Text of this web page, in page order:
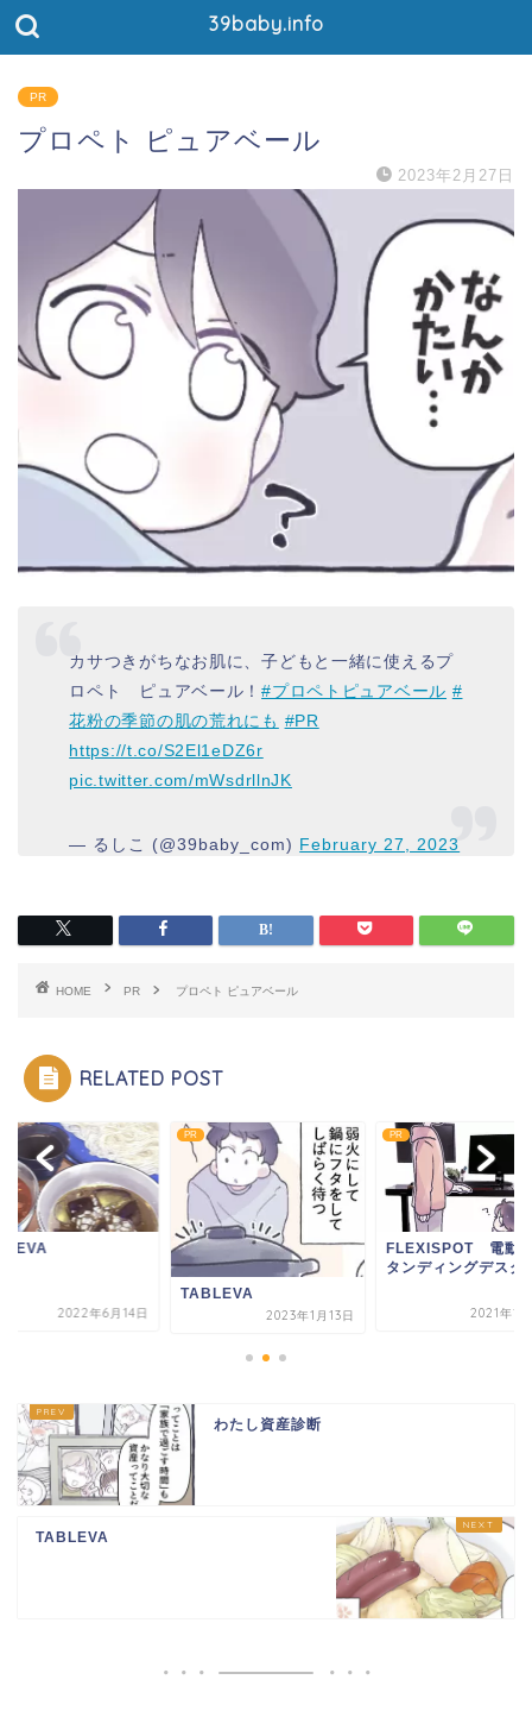
39baby.info
PR
プロペト ピュアベール
2023年2月27日
カサつきがちなお肌に、子どもと一緒に使えるプ
ロペト ピュアベール！#プロペトピュアベール #
花粉の季節の肌の荒れにも #PR
https://t.co/S2El1eDZ6r
pic.twitter.com/mWsdrllnJK
— るしこ (@39baby_com) February 27, 2023
HOME PR プロペト ピュアベール
RELATED POST
2022年6月14日
PR
TABLEVA
2023年1月13日
PR
FLEXISPOT 電動
タンディングデスク
2021年1
わたし資産診断
TABLEVA